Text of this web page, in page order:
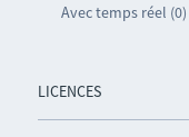
Avec temps réel (0)
LICENCES